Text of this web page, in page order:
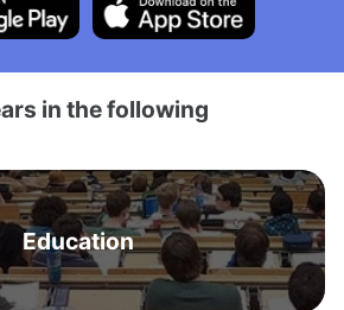
in the following
Education